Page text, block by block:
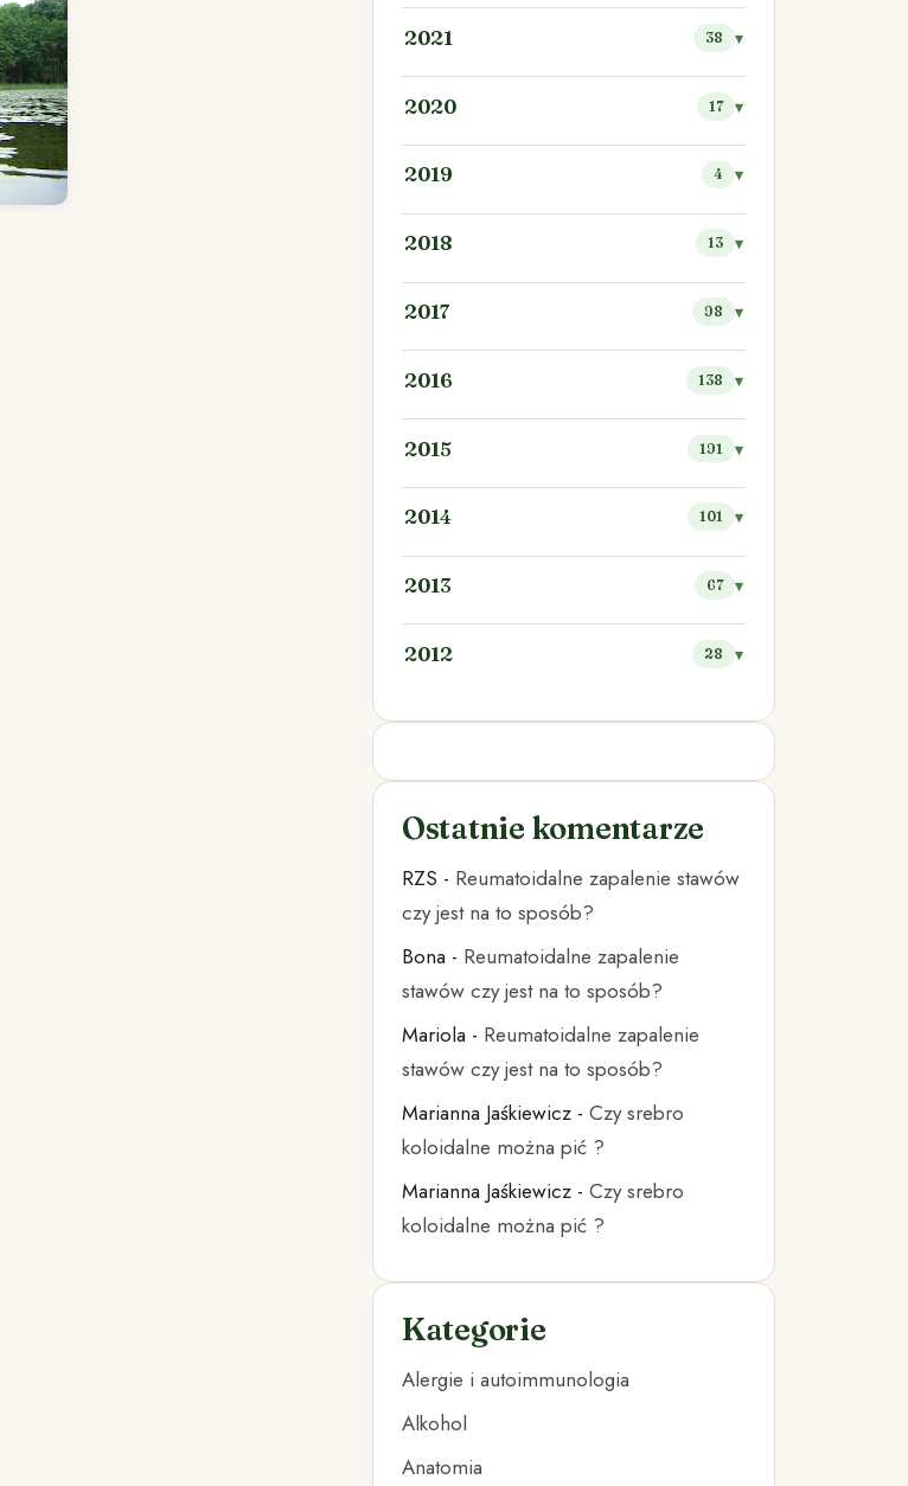
2021 38
2020 17
2019 4
2018 13
2017 98
2016 138
2015 191
2014 101
2013 67
2012 28
Ostatnie komentarze
RZS - Reumatoidalne zapalenie stawów
czy jest na to sposób?
Bona - Reumatoidalne zapalenie
stawów czy jest na to sposób?
Mariola - Reumatoidalne zapalenie
stawów czy jest na to sposób?
Marianna Jaśkiewicz - Czy srebro
koloidalne można pić ?
Marianna Jaśkiewicz - Czy srebro
koloidalne można pić ?
Kategorie
Alergie i autoimmunologia
Alkohol
Anatomia